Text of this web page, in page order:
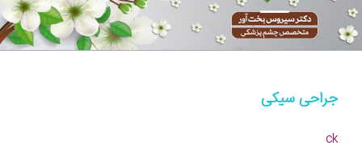
جراحی سیکی
ck